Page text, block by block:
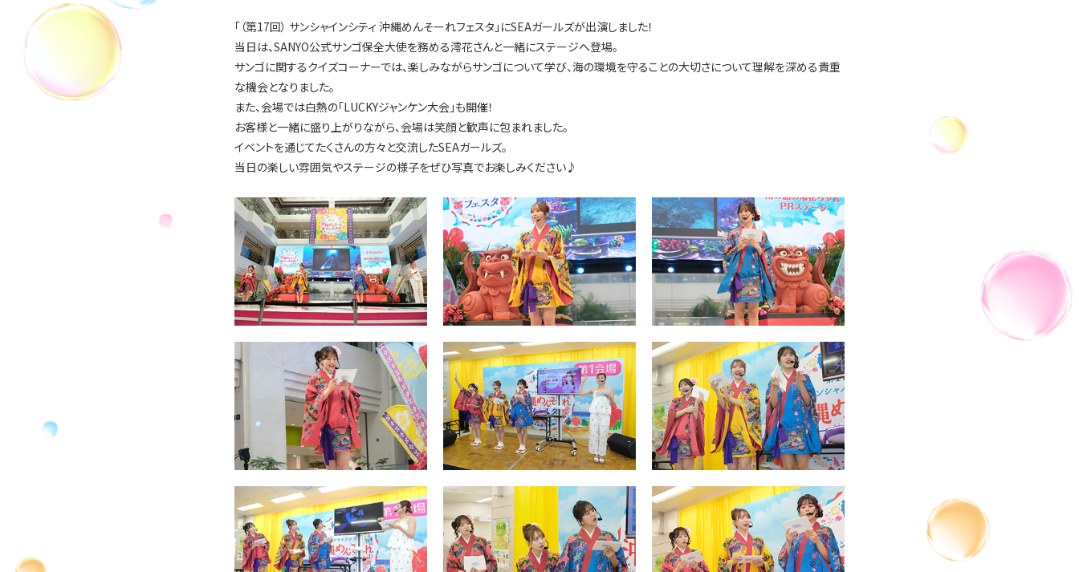
「（第17回） サンシャインシティ 沖縄めんそーれフェスタ」にSEAガールズが出演しました！
当日は、SANYO公式サンゴ保全大使を務める澪花さんと一緒にステージへ登場。
サンゴに関するクイズコーナーでは、楽しみながらサンゴについて学び、海の環境を守ることの大切さについて理解を深める貴重
な機会となりました。
また、会場では白熱の「LUCKYジャンケン大会」も開催！
お客様と一緒に盛り上がりながら、会場は笑顔と歓声に包まれました。
イベントを通じてたくさんの方々と交流したSEAガールズ。
当日の楽しい雰囲気やステージの様子をぜひ写真でお楽しみください♪